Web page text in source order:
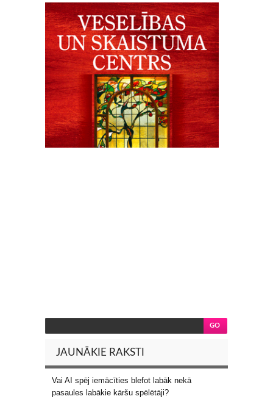
JAUNĀKIE RAKSTI
Vai AI spēj iemācīties blefot labāk nekā
pasaules labākie kāršu spēlētāji?